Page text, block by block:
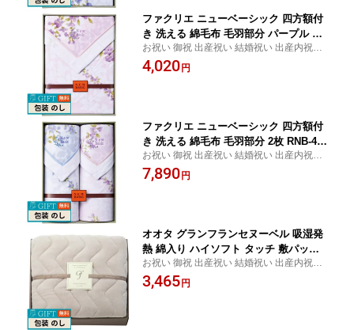
ファクリエ ニューベーシック 四方額付
き 洗える 綿毛布 毛羽部分 パープル RN
B-4052BL/PP ギフト プレゼント 贈り物
贈答 包装 熨斗 のし 無料 【LOI】
お祝い 御祝 出産祝い 結婚祝い 出産内祝い
結婚内祝い 内祝い お返し 出産 結婚 香典返
し ギフト プレゼント 御中元 お中元 御歳暮
4,020円
ファクリエ ニューベーシック 四方額付
き 洗える 綿毛布 毛羽部分 2枚 RNB-410
2 ギフト プレゼント 贈り物 贈答 包装
熨斗 のし 無料 【LOI】
お祝い 御祝 出産祝い 結婚祝い 出産内祝い
結婚内祝い 内祝い お返し 出産 結婚 香典返
し ギフト プレゼント 御中元 お中元 御歳暮
7,890円
オオタ グランフランセヌーベル 吸湿発
熱 綿入り ハイソフト タッチ 敷パット
ピーチグレー GFN8057VG/PR ギフト
プレゼント 贈り物 贈答 包装 熨斗 のし
お祝い 御祝 出産祝い 結婚祝い 出産内祝い
結婚内祝い 内祝い お返し 出産 結婚 香典返
し ギフト プレゼント 御中元 お中元 御歳暮
3,465円